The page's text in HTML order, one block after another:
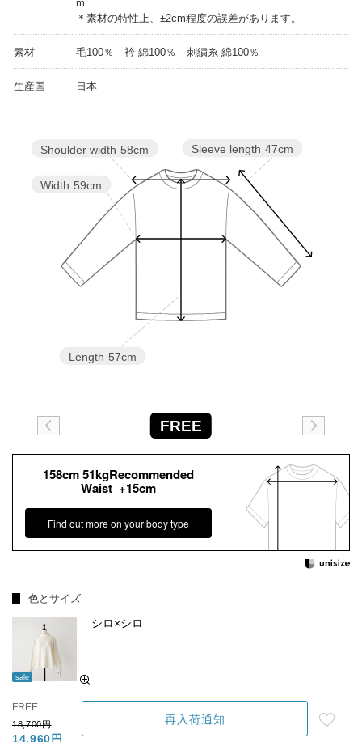
m
＊素材の特性上、±2cm程度の誤差があります。
素材 毛100％ 衿 綿100％ 刺繍糸 綿100％
生産国 日本
Sleeve length 47cm
Length 57cm
Width 59cm
Shoulder width 58cm
FREE
158cm 51kgRecommended
Waist +15cm
Find out more on your body type
色とサイズ
sale
シロ×シロ
FREE
18,700円
14,960円
再入荷通知